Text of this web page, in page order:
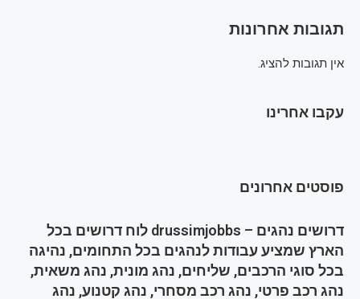
תגובות אחרונות
אין תגובות להציג.
עקבו אחרינו
פוסטים אחרונים
דרושים נהגים – drussimjobbs לוח דרושים בכל
הארץ שמציע עבודות לנהגים בכל התחומים, נהיגה
בכל סוגי הרכבים, שליחים, נהג מונית, נהג משאית,
נהג רכב פרטי, נהג רכב מסחרי, נהג קטנוע, נהג